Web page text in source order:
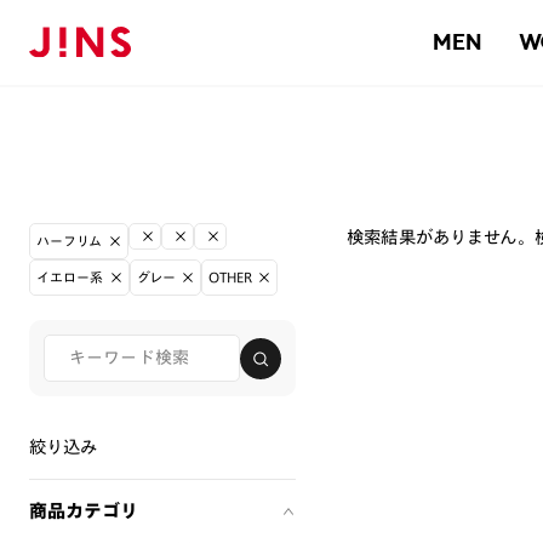
MEN
ハーフリム
イエロー系 グレー OTHER
絞り込み
商品カテゴリ
検索結果がありません。